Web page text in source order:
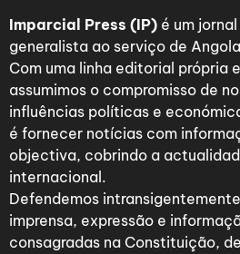
Imparcial Press (IP) é um
generalista ao serviço de
Com uma linha editorial própria
assumimos o compromisso de
influências políticas e
é fornecer notícias com
objectiva, cobrindo a
internacional.
Defendemos
imprensa, expressão e
consagradas na Constituição,